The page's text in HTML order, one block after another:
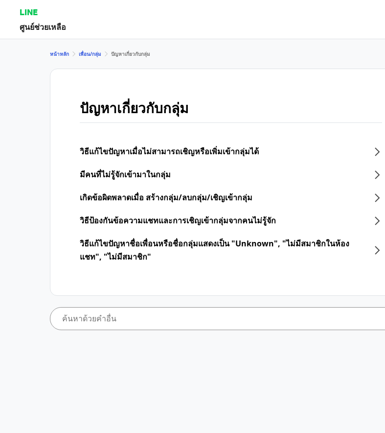
LINE
ศูนย์ช่วยเหลือ
หน้าหลัก เพื่อน/กลุ่ม ปัญหาเกี่ยวกับกลุ่ม
ปัญหาเกี่ยวกับกลุ่ม
วิธีแก้ไขปัญหาเมื่อไม่สามารถเชิญหรือเพิ่มเข้ากลุ่มได้
มีคนที่ไม่รู้จักเข้ามาในกลุ่ม
เกิดข้อผิดพลาดเมื่อ สร้างกลุ่ม/ลบกลุ่ม/เชิญเข้ากลุ่ม
วิธีป้องกันข้อความแชทและการเชิญเข้ากลุ่มจากคนไม่รู้จัก
วิธีแก้ไขปัญหาชื่อเพื่อนหรือชื่อกลุ่มแสดงเป็น "Unknown", "ไม่มีสมาชิกในห้อง
แชท", "ไม่มีสมาชิก"